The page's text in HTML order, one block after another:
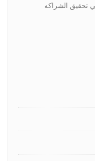
تحقيق الشراكه